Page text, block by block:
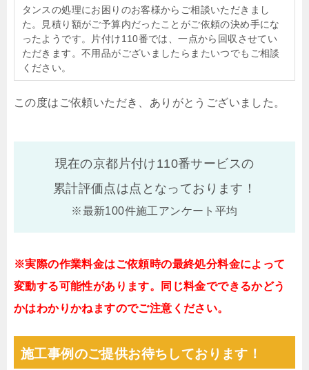
タンスの処理にお困りのお客様からご相談いただきまし
た。見積り額がご予算内だったことがご依頼の決め手にな
ったようです。片付け110番では、一点から回収させてい
ただきます。不用品がございましたらまたいつでもご相談
ください。
この度はご依頼いただき、ありがとうございました。
現在の京都片付け110番サービスの
累計評価点は点となっております！
※最新100件施工アンケート平均
※実際の作業料金はご依頼時の最終処分料金によって
変動する可能性があります。同じ料金でできるかどう
かはわかりかねますのでご注意ください。
施工事例のご提供お待ちしております！